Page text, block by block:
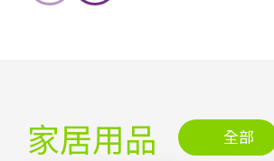
家居用品 全部